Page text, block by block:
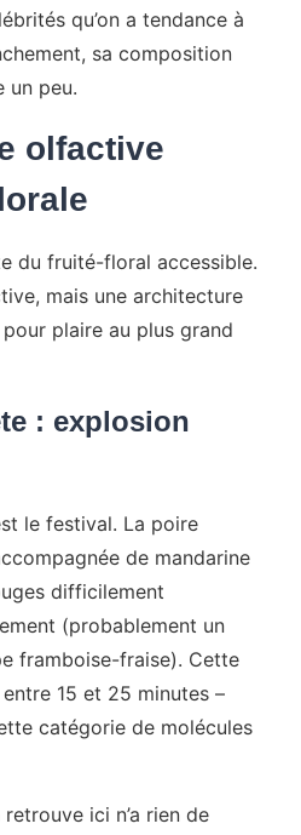
qu’on a tendance à
sa composition
un peu.
olfactive
du fruité-floral accessible.
mais une architecture
plaire au plus grand
: explosion
le festival. La poire
de mandarine
difficilement
(probablement un
framboise-fraise). Cette
15 et 25 minutes –
catégorie de molécules
ici n’a rien de